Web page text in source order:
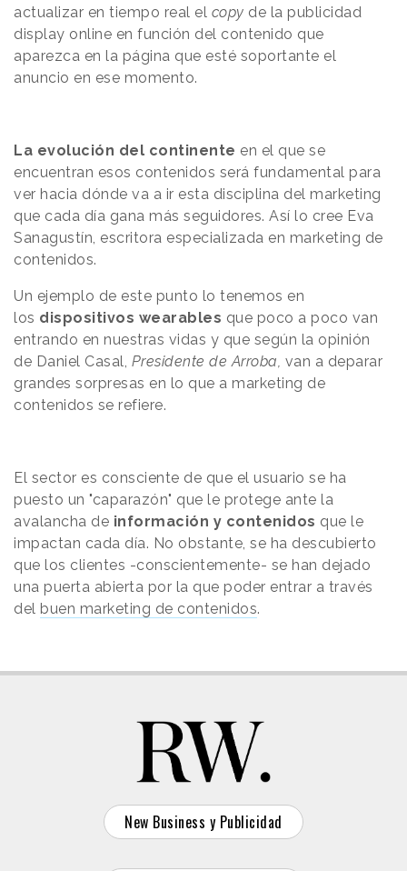
actualizar en tiempo real el copy de la publicidad
display online en función del contenido que
aparezca en la página que esté soportante el
anuncio en ese momento.
La evolución del continente en el que se
encuentran esos contenidos será fundamental para
ver hacia dónde va a ir esta disciplina del marketing
que cada día gana más seguidores. Así lo cree Eva
Sanagustín, escritora especializada en marketing de
contenidos.
Un ejemplo de este punto lo tenemos en
los dispositivos wearables que poco a poco van
entrando en nuestras vidas y que según la opinión
de Daniel Casal, Presidente de Arroba, van a deparar
grandes sorpresas en lo que a marketing de
contenidos se refiere.
El sector es consciente de que el usuario se ha
puesto un "caparazón" que le protege ante la
avalancha de información y contenidos que le
impactan cada día. No obstante, se ha descubierto
que los clientes -conscientemente- se han dejado
una puerta abierta por la que poder entrar a través
del buen marketing de contenidos.
New Business y Publicidad